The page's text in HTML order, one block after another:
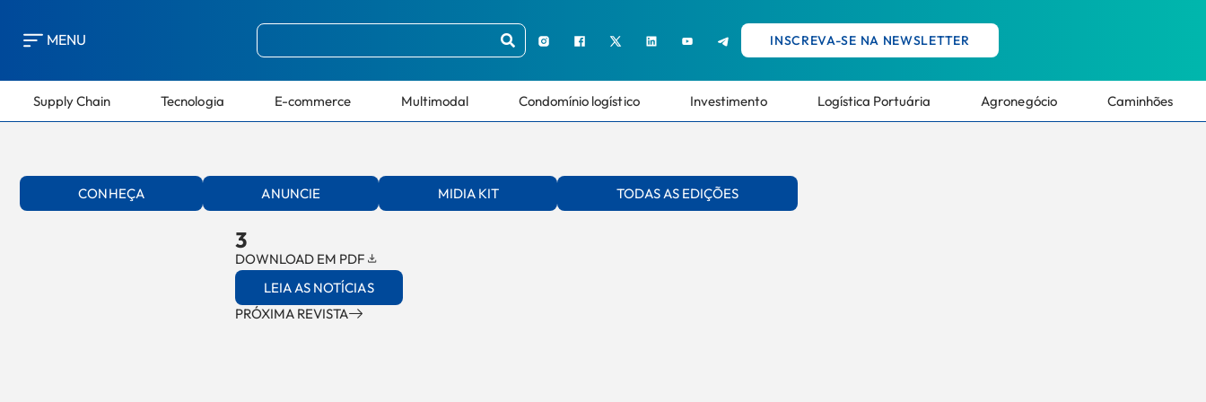
MENU INSCREVA-SE NA NEWSLETTER
Supply Chain Tecnologia E-commerce Multimodal Condomínio logístico Investimento Logística Portuária Agronegócio Caminhões
CONHEÇA ANUNCIE MIDIA KIT TODAS AS EDIÇÕES
3
DOWNLOAD EM PDF
LEIA AS NOTÍCIAS
PRÓXIMA REVISTA